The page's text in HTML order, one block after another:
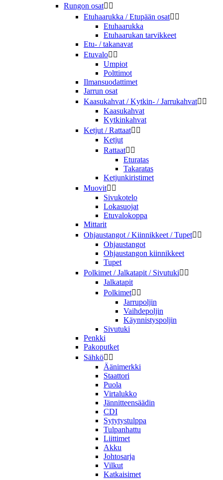
Rungon osat 
Etuhaarukka / Etupään osat 
Etuhaarukka
Etuhaarukan tarvikkeet
Etu- / takanavat
Etuvalo 
Umpiot
Polttimot
Ilmansuodattimet
Jarrun osat
Kaasukahvat / Kytkin- / Jarrukahvat 
Kaasukahvat
Kytkinkahvat
Ketjut / Rattaat 
Ketjut
Rattaat 
Eturatas
Takaratas
Ketjunkiristimet
Muovit 
Sivukotelo
Lokasuojat
Etuvalokoppa
Mittarit
Ohjaustangot / Kiinnikkeet / Tupet 
Ohjaustangot
Ohjaustangon kiinnikkeet
Tupet
Polkimet / Jalkatapit / Sivutuki 
Jalkatapit
Polkimet 
Jarrupoljin
Vaihdepoljin
Käynnistyspoljin
Sivutuki
Penkki
Pakoputket
Sähkö 
Äänimerkki
Staattori
Puola
Virtalukko
Jännitteensäädin
CDI
Sytytystulppa
Tulpanhattu
Liittimet
Akku
Johtosarja
Vilkut
Katkaisimet